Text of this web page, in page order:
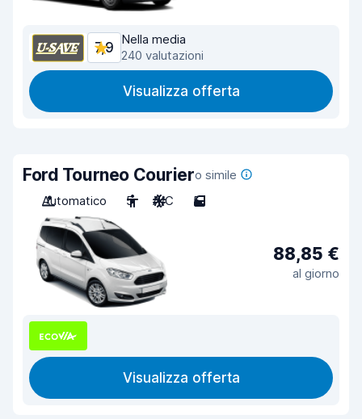
7,9
Nella media
240 valutazioni
Visualizza offerta
Ford Tourneo Couriero simile
Automatico
5 A/C 5
88,85 €
al giorno
Visualizza offerta